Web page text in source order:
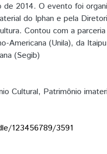
de 2014. O evento foi
do Iphan e pela
Contou com a
Americana (Unila), da
(Segib)
Cultural, Patrimônio
123456789/3591